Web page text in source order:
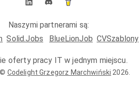
Naszymi partnerami są:
Solid.Jobs BlueLionJob CVSzablony
oferty pracy IT w jednym miejscu.
Codelight Grzegorz Marchwiński 2026